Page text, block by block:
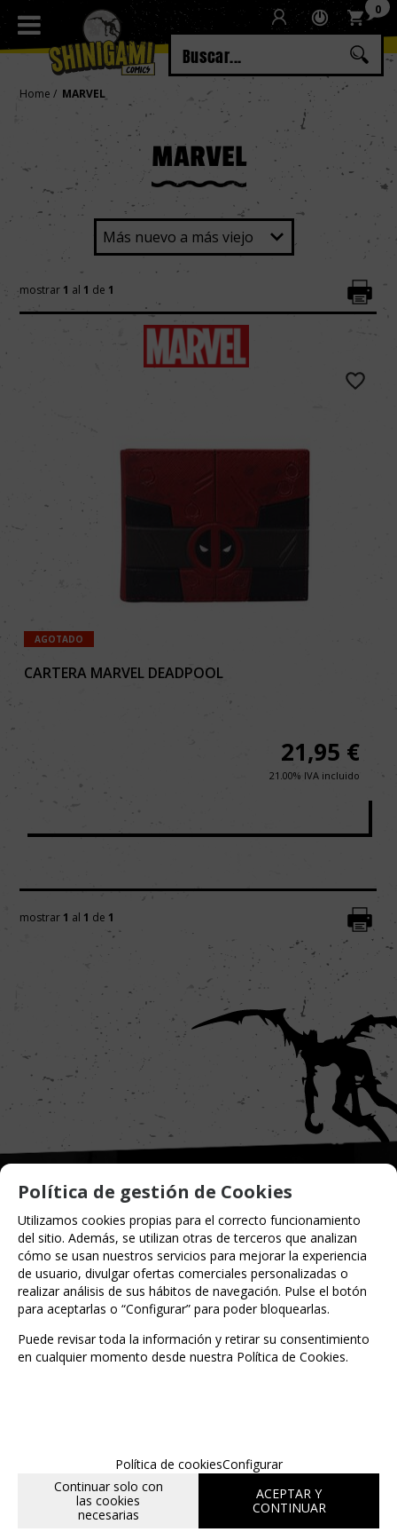
Regístrate
Iniciar sesión 0
Home MARVEL
MARVEL
mostrar 1 al 1 de 1
AGOTADO
CARTERA MARVEL DEADPOOL
21,95 €
21.00% IVA incluido
mostrar 1 al 1 de 1
Entérate de lo último
Date de alta para estar al día de las
novedades a través de nuestro boletín
He leído y acepto lapolítica de privacidad
Política de gestión de Cookies
Utilizamos cookies propias para el correcto funcionamiento
del sitio. Además, se utilizan otras de terceros que analizan
cómo se usan nuestros servicios para mejorar la experiencia
de usuario, divulgar ofertas comerciales personalizadas o
realizar análisis de sus hábitos de navegación. Pulse el botón
para aceptarlas o “Configurar” para poder bloquearlas.
Puede revisar toda la información y retirar su consentimiento
en cualquier momento desde nuestra Política de Cookies.
Política de cookiesConfigurar
Continuar solo con
las cookies
necesarias
ACEPTAR Y
CONTINUAR